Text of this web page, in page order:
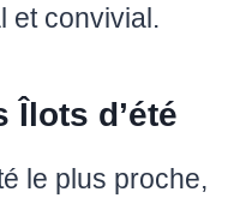
et convivial.
Îlots d’été
le plus proche,